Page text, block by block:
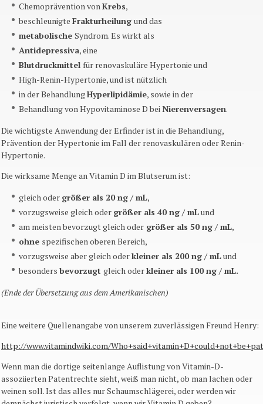
ChemopräventionvonKrebs,
beschleunigte Frakturheilung und das
metabolische Syndrom. Es wirkt als
Antidepressiva, eine
Blutdruckmittel für renovaskuläre Hypertonie und
High-Renin-Hypertonie, und ist nützlich
in der BehandlungHyperlipidämie, sowie in der
Behandlung vonHypovitaminose D beiNierenversagen.
Die wichtigste Anwendung der Erfinder ist in die Behandlung,
Prävention der Hypertonie im Fall der renovaskulärenoder Renin-
Hypertonie.
Die wirksame Menge an Vitamin D im Blutserum ist:
gleich oder größer als 20ng / mL,
vorzugsweise gleich oder größer als 40ng / mLund
am meisten bevorzugt gleich oder größer als 50ng / mL,
ohne spezifischen oberen Bereich,
vorzugsweise aber gleich oderkleiner als 200ng / mLund
besonders bevorzugt gleich oderkleiner als 100ng / mL.
(Ende der Übersetzung aus dem Amerikanischen)
Eine weitere Quellenangabe von unserem zuverlässigen Freund Henry:
http://www.vitamindwiki.com/Who+said+vitamin+D+could+not+be+
Wenn man die dortige seitenlange Auflistung von Vitamin-D-
assoziierten Patentrechte sieht, weiß man nicht, ob man lachen oder
weinen soll. Ist das alles nur Schaumschlägerei, oder werden wir